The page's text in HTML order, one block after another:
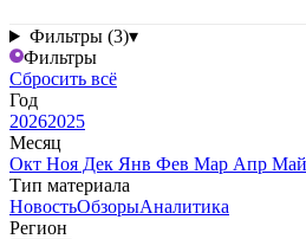
Фильтры (3)▾
Фильтры
Сбросить всё
Год
20262025
Месяц
Окт Ноя Дек Янв Фев Мар Апр Май
Тип материала
НовостьОбзорыАналитика
Регион